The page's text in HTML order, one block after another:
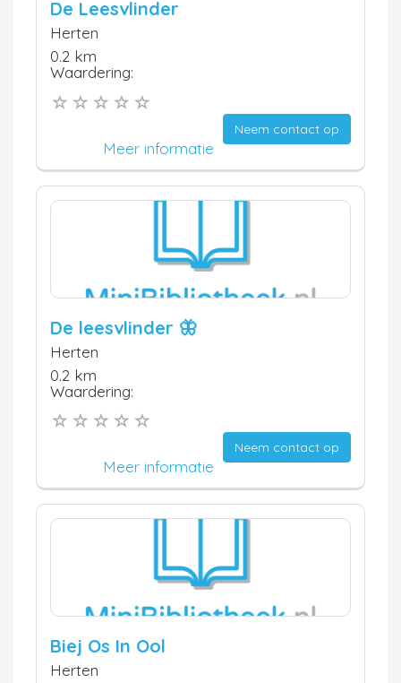
De Leesvlinder
Herten
0.2 km
Waardering:
Neem contact op
Meer informatie
De leesvlinder 🦋
Herten
0.2 km
Waardering:
Neem contact op
Meer informatie
Biej Os In Ool
Herten